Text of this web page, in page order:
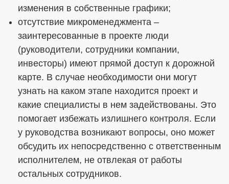
изменения в собственные графики;
отсутствие микроменеджмента –
заинтересованные в проекте люди
(руководители, сотрудники компании,
инвесторы) имеют прямой доступ к дорожной
карте. В случае необходимости они могут
узнать на каком этапе находится проект и
какие специалисты в нем задействованы. Это
помогает избежать излишнего контроля. Если
у руководства возникают вопросы, оно может
обсудить их непосредственно с ответственным
исполнителем, не отвлекая от работы
остальных сотрудников.